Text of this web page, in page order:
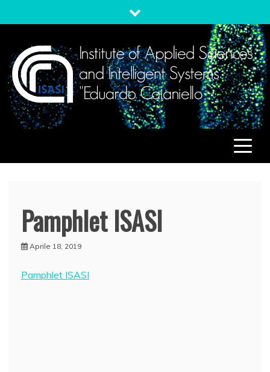
to
ISASIInstitute of Applied Sciences and Intelligent Systems
"Eduardo Caianiello"
Pamphlet ISASI
Aprile 18, 2019
Pamphlet ISASI